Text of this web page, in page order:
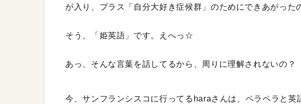
が入り、プラス「自分大好き症候群」のためにできあがった
そう、「姫英語」です。えへっ☆
あっ、そんな言葉を話してるから、周りに理解されないの？
今、サンフランシスコに行ってるharaさんは、ペラペラと英